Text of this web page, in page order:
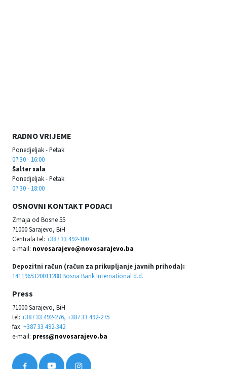
RADNO VRIJEME
Ponedjeljak - Petak
07:30 - 16:00
Šalter sala
Ponedjeljak - Petak
07:30 - 18:00
OSNOVNI KONTAKT PODACI
Zmaja od Bosne 55
71000 Sarajevo, BiH
Centrala tel: +387 33 492-100
e-mail: novosarajevo@novosarajevo.ba
Depozitni račun (račun za prikupljanje javnih prihoda):
1411965320011288 Bosna Bank International d.d.
Press
71000 Sarajevo, BiH
tel: +387 33 492-276, +387 33 492-275
fax: +387 33 492-342
e-mail: press@novosarajevo.ba